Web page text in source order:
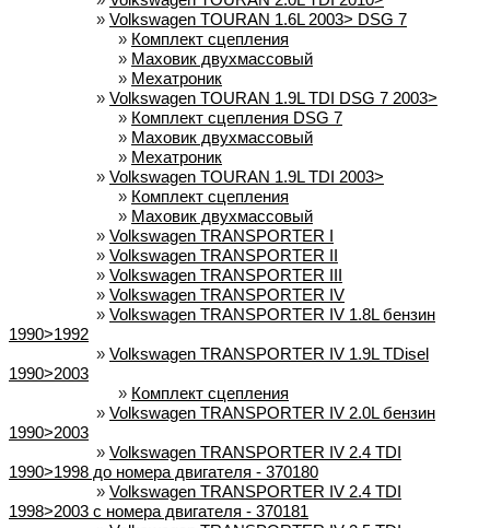
» Volkswagen TOURAN 1.6L 2003> DSG 7
» Комплект сцепления
» Маховик двухмассовый
» Мехатроник
» Volkswagen TOURAN 1.9L TDI DSG 7 2003>
» Комплект сцепления DSG 7
» Маховик двухмассовый
» Мехатроник
» Volkswagen TOURAN 1.9L TDI 2003>
» Комплект сцепления
» Маховик двухмассовый
» Volkswagen TRANSPORTER I
» Volkswagen TRANSPORTER II
» Volkswagen TRANSPORTER III
» Volkswagen TRANSPORTER IV
» Volkswagen TRANSPORTER IV 1.8L бензин
1990>1992
» Volkswagen TRANSPORTER IV 1.9L TDisel
1990>2003
» Комплект сцепления
» Volkswagen TRANSPORTER IV 2.0L бензин
1990>2003
» Volkswagen TRANSPORTER IV 2.4 TDI
1990>1998 до номера двигателя - 370180
» Volkswagen TRANSPORTER IV 2.4 TDI
1998>2003 с номера двигателя - 370181